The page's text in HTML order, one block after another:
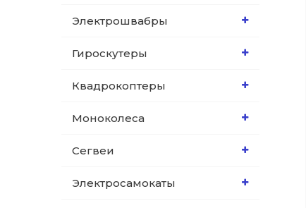
Электрошвабры
Гироскутеры
Квадрокоптеры
Моноколеса
Сегвеи
Электросамокаты